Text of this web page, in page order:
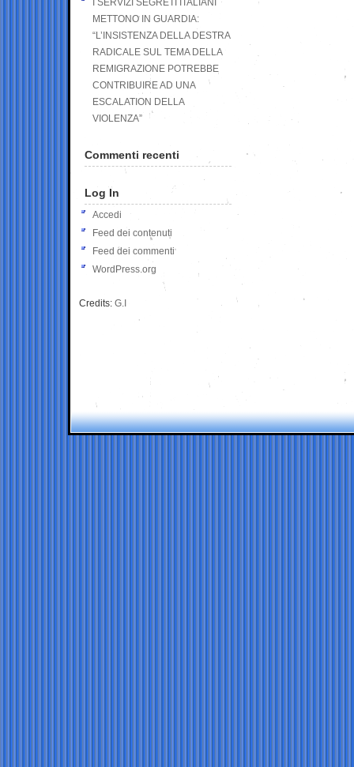
I SERVIZI SEGRETI ITALIANI
METTONO IN GUARDIA:
“L’INSISTENZA DELLA DESTRA
RADICALE SUL TEMA DELLA
REMIGRAZIONE POTREBBE
CONTRIBUIRE AD UNA
ESCALATION DELLA
VIOLENZA”
Commenti recenti
Log In
Accedi
Feed dei contenuti
Feed dei commenti
WordPress.org
Credits: G.I